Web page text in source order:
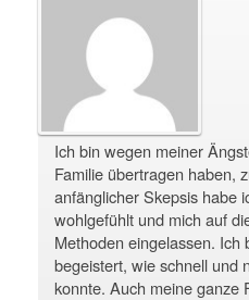
Ich bin wegen meiner
Familie übertragen haben,
anfänglicher Skepsis habe
wohlgefühlt und mich auf
Methoden eingelassen.
begeistert, wie schnell und
konnte. Auch meine ganze